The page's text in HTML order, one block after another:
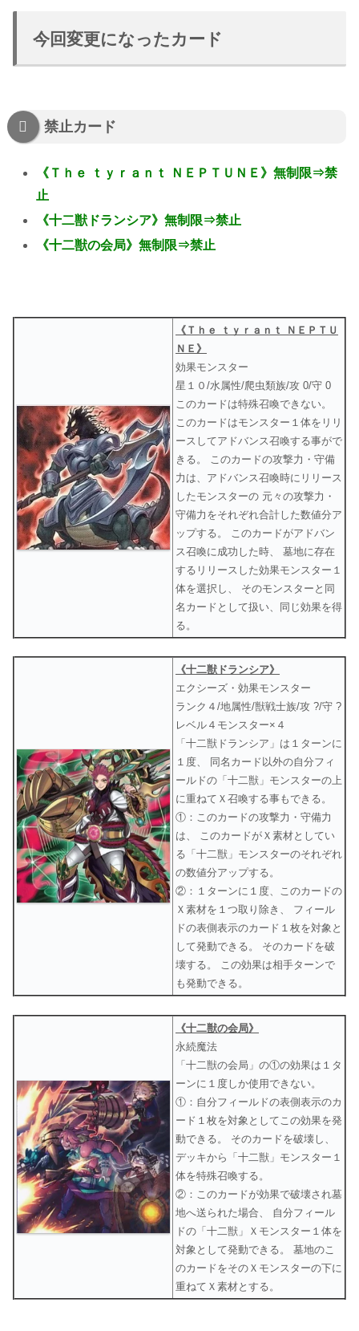
今回変更になったカード
禁止カード
《Ｔｈｅ ｔｙｒａｎｔ ＮＥＰＴＵＮＥ》無制限⇒禁
止
《十二獣ドランシア》無制限⇒禁止
《十二獣の会局》無制限⇒禁止
《Ｔｈｅ ｔｙｒａｎｔ ＮＥＰＴＵ
ＮＥ》
効果モンスター
星１０/水属性/爬虫類族/攻 0/守 0
このカードは特殊召喚できない。
このカードはモンスター１体をリリ
ースしてアドバンス召喚する事がで
きる。 このカードの攻撃力・守備
力は、アドバンス召喚時にリリース
したモンスターの 元々の攻撃力・
守備力をそれぞれ合計した数値分ア
ップする。 このカードがアドバン
ス召喚に成功した時、 墓地に存在
するリリースした効果モンスター１
体を選択し、 そのモンスターと同
名カードとして扱い、同じ効果を得
る。
《十二獣ドランシア》
エクシーズ・効果モンスター
ランク４/地属性/獣戦士族/攻 ?/守 ?
レベル４モンスター×４
「十二獣ドランシア」は１ターンに
１度、 同名カード以外の自分フィ
ールドの「十二獣」モンスターの上
に重ねてＸ召喚する事もできる。
①：このカードの攻撃力・守備力
は、 このカードがＸ素材としてい
る「十二獣」モンスターのそれぞれ
の数値分アップする。
②：１ターンに１度、このカードの
Ｘ素材を１つ取り除き、 フィール
ドの表側表示のカード１枚を対象と
して発動できる。 そのカードを破
壊する。 この効果は相手ターンで
も発動できる。
《十二獣の会局》
永続魔法
「十二獣の会局」の①の効果は１タ
ーンに１度しか使用できない。
①：自分フィールドの表側表示のカ
ード１枚を対象としてこの効果を発
動できる。 そのカードを破壊し、
デッキから「十二獣」モンスター１
体を特殊召喚する。
②：このカードが効果で破壊され墓
地へ送られた場合、 自分フィール
ドの「十二獣」Ｘモンスター１体を
対象として発動できる。 墓地のこ
のカードをそのＸモンスターの下に
重ねてＸ素材とする。